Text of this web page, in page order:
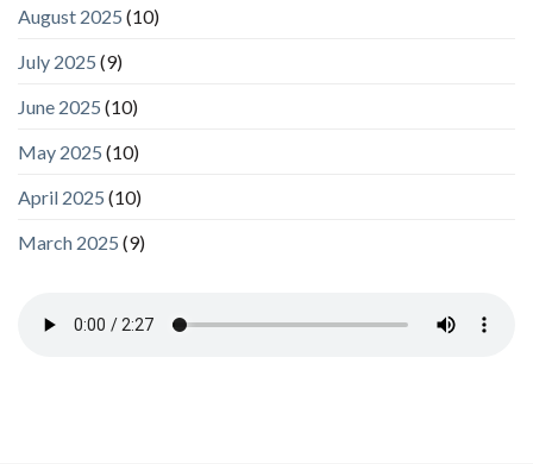
August 2025 (10)
July 2025 (9)
June 2025 (10)
May 2025 (10)
April 2025 (10)
March 2025 (9)